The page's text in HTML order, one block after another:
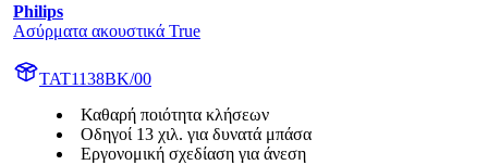
Philips
Ασύρματα ακουστικά True
TAT1138BK/00
Καθαρή ποιότητα κλήσεων
Οδηγοί 13 χιλ. για δυνατά μπάσα
Εργονομική σχεδίαση για άνεση